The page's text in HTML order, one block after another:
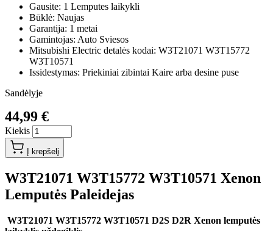
Gausite: 1 Lemputes laikykli
Būklė: Naujas
Garantija: 1 metai
Gamintojas: Auto Sviesos
Mitsubishi Electric detalės kodai: W3T21071 W3T15772
W3T10571
Issidestymas: Priekiniai zibintai Kaire arba desine puse
Sandėlyje
44,99 €
Kiekis
Į krepšelį
W3T21071 W3T15772 W3T10571 Xenon
Lemputės Paleidejas
W3T21071 W3T15772 W3T10571 D2S D2R Xenon lemputės